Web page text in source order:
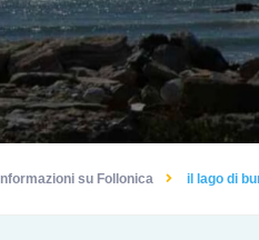
Informazioni su Follonica il lago di